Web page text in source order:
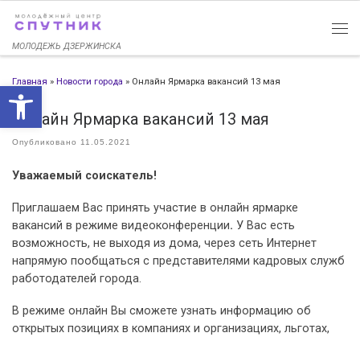
Открыть панель
Перейти к содержимому
МОЛОДЕЖЬ ДЗЕРЖИНСКА
Главная » Новости города » Онлайн Ярмарка вакансий 13 мая
Онлайн Ярмарка вакансий 13 мая
Опубликовано 11.05.2021
Уважаемый соискатель!
Приглашаем Вас принять участие в онлайн ярмарке
вакансий в режиме видеоконференции. У Вас есть
возможность, не выходя из дома, через сеть Интернет
напрямую пообщаться с представителями кадровых служб
работодателей города.
В режиме онлайн Вы сможете узнать информацию об
открытых позициях в компаниях и организациях, льготах,